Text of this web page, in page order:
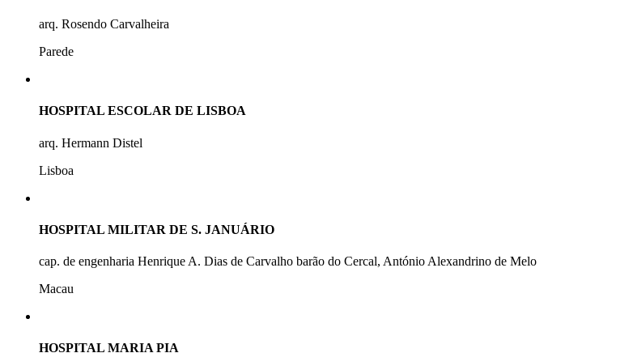
arq. Rosendo Carvalheira
Parede
HOSPITAL ESCOLAR DE LISBOA
arq. Hermann Distel
Lisboa
HOSPITAL MILITAR DE S. JANUÁRIO
cap. de engenharia Henrique A. Dias de Carvalho barão do Cercal, António Alexandrino de Melo
Macau
HOSPITAL MARIA PIA